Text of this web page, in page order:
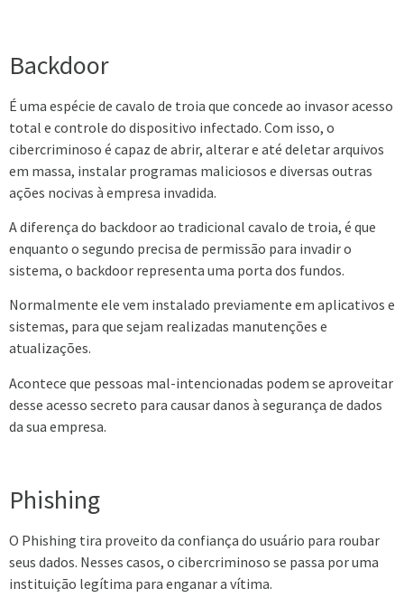
Backdoor
É uma espécie de cavalo de troia que concede ao invasor acesso
total e controle do dispositivo infectado. Com isso, o
cibercriminoso é capaz de abrir, alterar e até deletar arquivos
em massa, instalar programas maliciosos e diversas outras
ações nocivas à empresa invadida.
A diferença do backdoor ao tradicional cavalo de troia, é que
enquanto o segundo precisa de permissão para invadir o
sistema, o backdoor representa uma porta dos fundos.
Normalmente ele vem instalado previamente em aplicativos e
sistemas, para que sejam realizadas manutenções e
atualizações.
Acontece que pessoas mal-intencionadas podem se aproveitar
desse acesso secreto para causar danos à segurança de dados
da sua empresa.
Phishing
O Phishing tira proveito da confiança do usuário para roubar
seus dados. Nesses casos, o cibercriminoso se passa por uma
instituição legítima para enganar a vítima.